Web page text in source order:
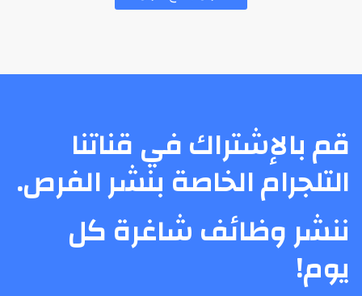
قم بالإشتراك في قناتنا
التلجرام الخاصة بنشر الفرص.
ننشر وظائف شاغرة كل
يوم!